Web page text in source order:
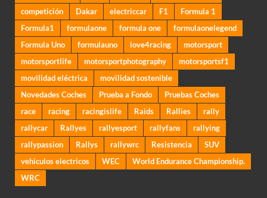
competición
Dakar electriccar F1
Formula 1
Formula1
formulaone formula one
formulaonelegend
Formula Uno
formulauno love4racing
motorsport
motorsportlife
motorsportphotography
motorsportsf1
movilidad eléctrica
movilidad sostenible
Novedades Coches
Prueba a Fondo
Pruebas Coches
race
racing racingislife Raids Rallies
rally
rallycar
Rallyes rallyesport rallyfans
rallying
rallypassion
Rallys rallywrc Resistencia
SUV
vehiculos electricos
WEC
World Endurance Championship.
WRC